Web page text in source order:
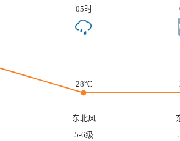
05时
28℃
东北风
5-6级